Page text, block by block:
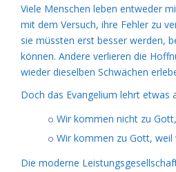
Viele Menschen leben entweder
mit dem Versuch, ihre Fehler zu
sie müssten erst besser werden,
können. Andere verlieren die
wieder dieselben Schwächen
Doch das Evangelium lehrt etwas
Wir kommen nicht zu
Wir kommen zu Gott, weil
Die moderne